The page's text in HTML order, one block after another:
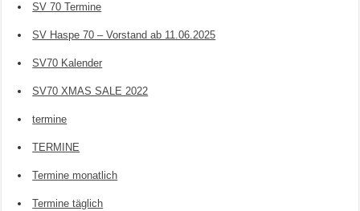
SV 70 Termine
SV Haspe 70 – Vorstand ab 11.06.2025
SV70 Kalender
SV70 XMAS SALE 2022
termine
TERMINE
Termine monatlich
Termine täglich